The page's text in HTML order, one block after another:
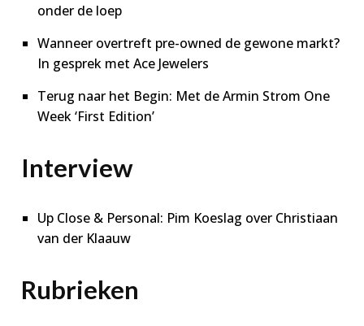
onder de loep
Wanneer overtreft pre-owned de gewone markt?
In gesprek met Ace Jewelers
Terug naar het Begin: Met de Armin Strom One
Week ‘First Edition’
Interview
Up Close & Personal: Pim Koeslag over Christiaan
van der Klaauw
Rubrieken